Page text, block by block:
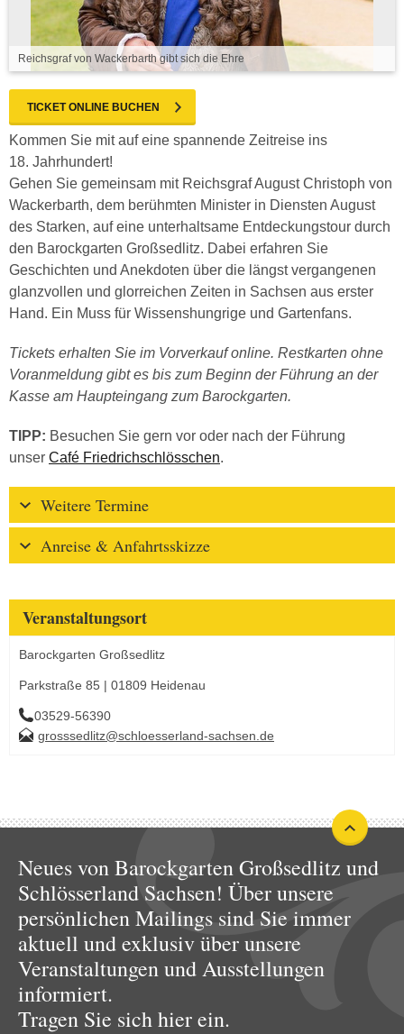
Reichsgraf von Wackerbarth gibt sich die Ehre
TICKET ONLINE BUCHEN
Kommen Sie mit auf eine spannende Zeitreise ins
18. Jahrhundert!
Gehen Sie gemeinsam mit Reichsgraf August Christoph von
Wackerbarth, dem berühmten Minister in Diensten August
des Starken, auf eine unterhaltsame Entdeckungstour durch
den Barockgarten Großsedlitz. Dabei erfahren Sie
Geschichten und Anekdoten über die längst vergangenen
glanzvollen und glorreichen Zeiten in Sachsen aus erster
Hand. Ein Muss für Wissenshungrige und Gartenfans.
Tickets erhalten Sie im Vorverkauf online. Restkarten ohne
Voranmeldung gibt es bis zum Beginn der Führung an der
Kasse am Haupteingang zum Barockgarten.
TIPP: Besuchen Sie gern vor oder nach der Führung
unser Café Friedrichschlösschen.
Weitere Termine
Anreise & Anfahrtsskizze
Veranstaltungsort
Barockgarten Großsedlitz
Parkstraße 85 | 01809 Heidenau
03529-56390
grosssedlitz@schloesserland-sachsen.de
Neues von Barockgarten Großsedlitz und
Schlösserland Sachsen! Über unsere
persönlichen Mailings sind Sie immer
aktuell und exklusiv über unsere
Veranstaltungen und Ausstellungen
informiert.
Tragen Sie sich hier ein.